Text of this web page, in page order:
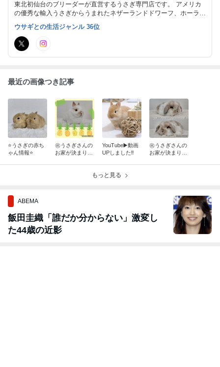
東北初仙台のブリーダーが直営するうさぎ専門店です。 アメリカ
の優秀な輸入うさぎからうまれたネザーランドドワーフ、ホーラン
ドロップ、ミニレッキスを販売してます。全うさぎ血統書付きで
す。since2003
ウサギとの生活ジャンル 36位
最近の画像つき記事
⭐️うさぎの赤ち
ゃん情報⭐️
㊗️うさぎさんの
お家が決まりま
YouTube▶️動画
UPしました‼️
㊗️うさぎさんの
お家が決まりま
もっと見る
ABEMA
飯田圭織「誰だか分からない」激変し
た44歳の近影